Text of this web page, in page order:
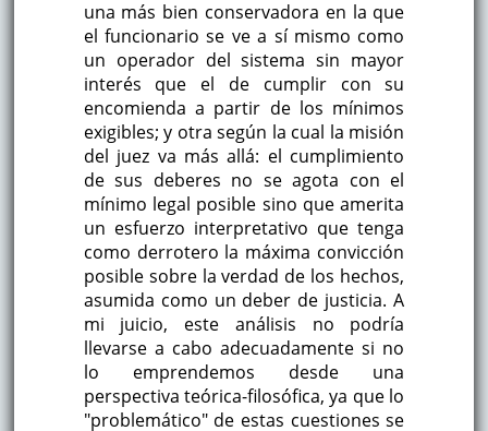
una más bien conservadora en la que
el funcionario se ve a sí mismo como
un operador del sistema sin mayor
interés que el de cumplir con su
encomienda a partir de los mínimos
exigibles; y otra según la cual la misión
del juez va más allá: el cumplimiento
de sus deberes no se agota con el
mínimo legal posible sino que amerita
un esfuerzo interpretativo que tenga
como derrotero la máxima convicción
posible sobre la verdad de los hechos,
asumida como un deber de justicia. A
mi juicio, este análisis no podría
llevarse a cabo adecuadamente si no
lo emprendemos desde una
perspectiva teórica-filosófica, ya que lo
"problemático" de estas cuestiones se